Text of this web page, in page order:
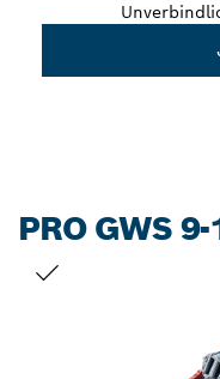
PRO GWS